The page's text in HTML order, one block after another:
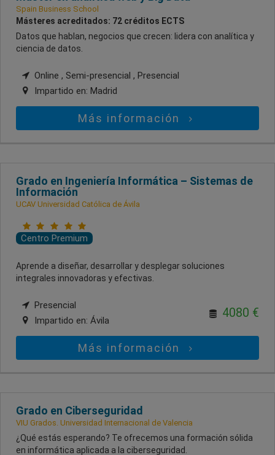
Spain Business School
Másteres acreditados: 72 créditos ECTS
Datos que hablan, negocios que crecen: lidera con analítica y
ciencia de datos.
Online , Semi-presencial , Presencial
Impartido en: Madrid
Más información
Grado en Ingeniería Informática – Sistemas de
Información
UCAV Universidad Católica de Ávila
Centro Premium
Aprende a diseñar, desarrollar y desplegar soluciones
integrales innovadoras y efectivas.
Presencial
Impartido en: Ávila
4080 €
Más información
Grado en Ciberseguridad
VIU Grados. Universidad Internacional de Valencia
¿Qué estás esperando? Te ofrecemos una formación sólida
en informática aplicada a la ciberseguridad.